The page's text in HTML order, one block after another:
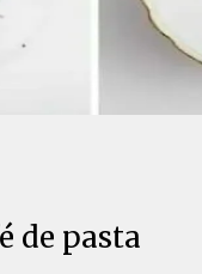
de pasta